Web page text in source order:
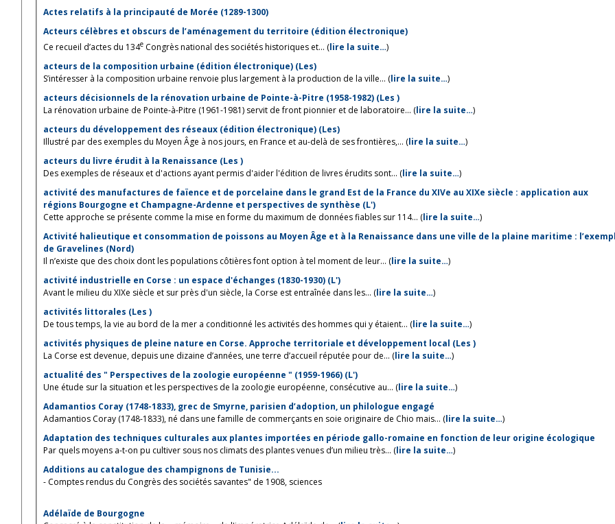
Actes relatifs à la principauté de Morée (1289-1300)
Acteurs célèbres et obscurs de l’aménagement du territoire (édition électronique)
Ce recueil d’actes du 134e Congrès national des sociétés historiques et... (lire la suite…)
acteurs de la composition urbaine (édition électronique) (Les)
S’intéresser à la composition urbaine renvoie plus largement à la production de la ville... (lire la suite…)
acteurs décisionnels de la rénovation urbaine de Pointe-à-Pitre (1958-1982) (Les )
La rénovation urbaine de Pointe-à-Pitre (1961-1981) servit de front pionnier et de laboratoire... (lire la suite…)
acteurs du développement des réseaux (édition électronique) (Les)
Illustré par des exemples du Moyen Âge à nos jours, en France et au-delà de ses frontières,... (lire la suite…)
acteurs du livre érudit à la Renaissance (Les )
Des exemples de réseaux et d'actions ayant permis d'aider l'édition de livres érudits sont... (lire la suite…)
activité des manufactures de faïence et de porcelaine dans le grand Est de la France du XIVe au XIXe siècle : application aux
régions Bourgogne et Champagne-Ardenne et perspectives de synthèse (L')
Cette approche se présente comme la mise en forme du maximum de données fiables sur 114... (lire la suite…)
Activité halieutique et consommation de poissons au Moyen Âge et à la Renaissance dans une ville de la plaine maritime :
de Gravelines (Nord)
Il n’existe que des choix dont les populations côtières font option à tel moment de leur... (lire la suite…)
activité industrielle en Corse : un espace d'échanges (1830-1930) (L')
Avant le milieu du XIXe siècle et sur près d'un siècle, la Corse est entraînée dans les... (lire la suite…)
activités littorales (Les )
De tous temps, la vie au bord de la mer a conditionné les activités des hommes qui y étaient... (lire la suite…)
activités physiques de pleine nature en Corse. Approche territoriale et développement local (Les )
La Corse est devenue, depuis une dizaine d’années, une terre d’accueil réputée pour de... (lire la suite…)
actualité des " Perspectives de la zoologie européenne " (1959-1966) (L')
Une étude sur la situation et les perspectives de la zoologie européenne, consécutive au... (lire la suite…)
Adamantios Coray (1748-1833), grec de Smyrne, parisien d’adoption, un philologue engagé
Adamantios Coray (1748-1833), né dans une famille de commerçants en soie originaire de Chio mais... (lire la suite…)
Adaptation des techniques culturales aux plantes importées en période gallo-romaine en fonction de leur origine écologique
Par quels moyens a-t-on pu cultiver sous nos climats des plantes venues d’un milieu très... (lire la suite…)
Additions au catalogue des champignons de Tunisie...
- Comptes rendus du Congrès des sociétés savantes" de 1908, sciences
Adélaïde de Bourgogne